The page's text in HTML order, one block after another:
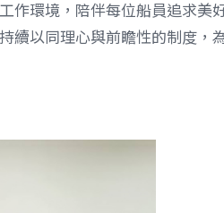
作環境，陪伴每位船員追求美
續以同理心與前瞻性的制度，